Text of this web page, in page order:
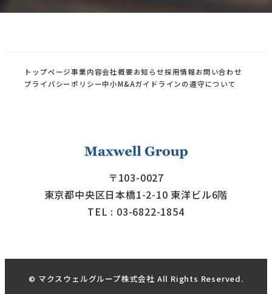
トップページ事業内容会社概要お知らせ採用情報お問い合わせ
プライバシーポリシー中小M&Aガイドラインの遵守について
〒103-0027
東京都中央区日本橋1-2-10 東洋ビル6階
TEL : 03-6822-1854
© マクスウェルグループ株式会社 All Rights Reserved.